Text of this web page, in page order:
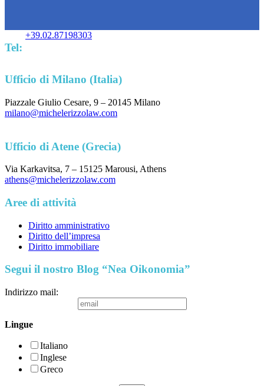
Tel:
+39.02.87198303
Ufficio di Milano (Italia)
Piazzale Giulio Cesare, 9 – 20145 Milano
milano@michelerizzolaw.com
Ufficio di Atene (Grecia)
Via Karkavitsa, 7 – 15125 Marousi, Athens
athens@michelerizzolaw.com
Aree di attività
Diritto amministrativo
Diritto dell’impresa
Diritto immobiliare
Segui il nostro Blog “Nea Oikonomia”
Indirizzo mail:
Lingue
Italiano
Inglese
Greco